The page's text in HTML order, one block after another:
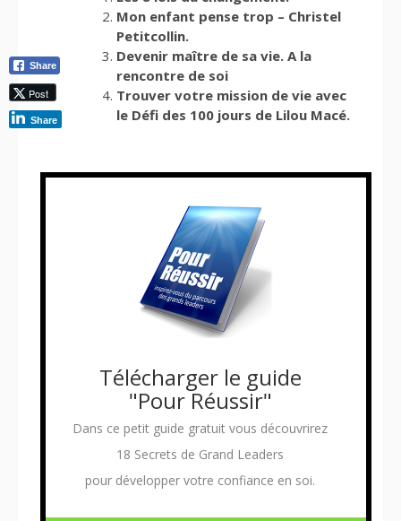
Mon enfant pense trop – Christel
Petitcollin.
Devenir maître de sa vie. A la
rencontre de soi
Trouver votre mission de vie avec
le Défi des 100 jours de Lilou Macé.
Télécharger le guide
"Pour Réussir"
Dans ce petit guide gratuit vous découvrirez
18 Secrets de Grand Leaders
pour développer votre confiance en soi.
Share
Post
Share